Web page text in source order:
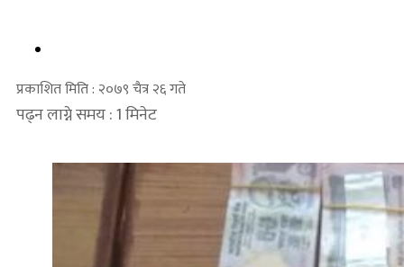
प्रकाशित मिति : २०७९ चैत्र २६ गते
पढ्न लाग्ने समय : 1 मिनेट